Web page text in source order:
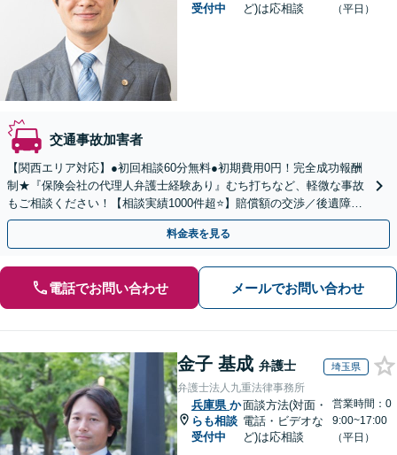
受付中
ど)は応相談
（平日）
交通事故加害者
【関西エリア対応】●初回相談60分無料●初期費用0円！完全成功報酬
制★『保険会社の代理人弁護士経験あり』むち打ちなど、軽微な事故
もご相談ください！【相談実績1000件超⭐️】賠償額の交渉／後遺障害
認定／治療費打ち切りなどサポート！
料金表を見る
電話でお問い合わせ メールでお問い合わせ
金子 基成 弁護士 埼玉県
弁護士法人九重法律事務所
兵庫県 か
らも相談
受付中
面談方法(対面・
電話・ビデオな
ど)は応相談
営業時間：0
9:00~17:00
（平日）